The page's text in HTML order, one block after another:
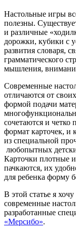
Настольные игры
полезны.
и различные
дорожки, кубики с
развития словаря,
грамматического
мышления,
Современные
отличаются от
формой подачи
сочетаются и
формат карточек, и
из специальной
любопытных
Карточки плотные
пачкаются, их
для ребенка форму
В этой статье я
современные
разработанные
«Мерсибо».